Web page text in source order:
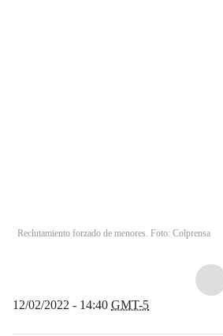
Reclutamiento forzado de menores. Foto: Colprensa
12/02/2022 - 14:40 GMT-5